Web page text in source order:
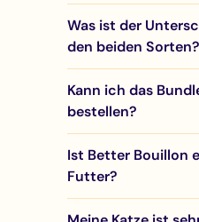
Was ist der
den beiden Sorten?
Kann ich das
bestellen?
Ist Better Bouillon
Futter?